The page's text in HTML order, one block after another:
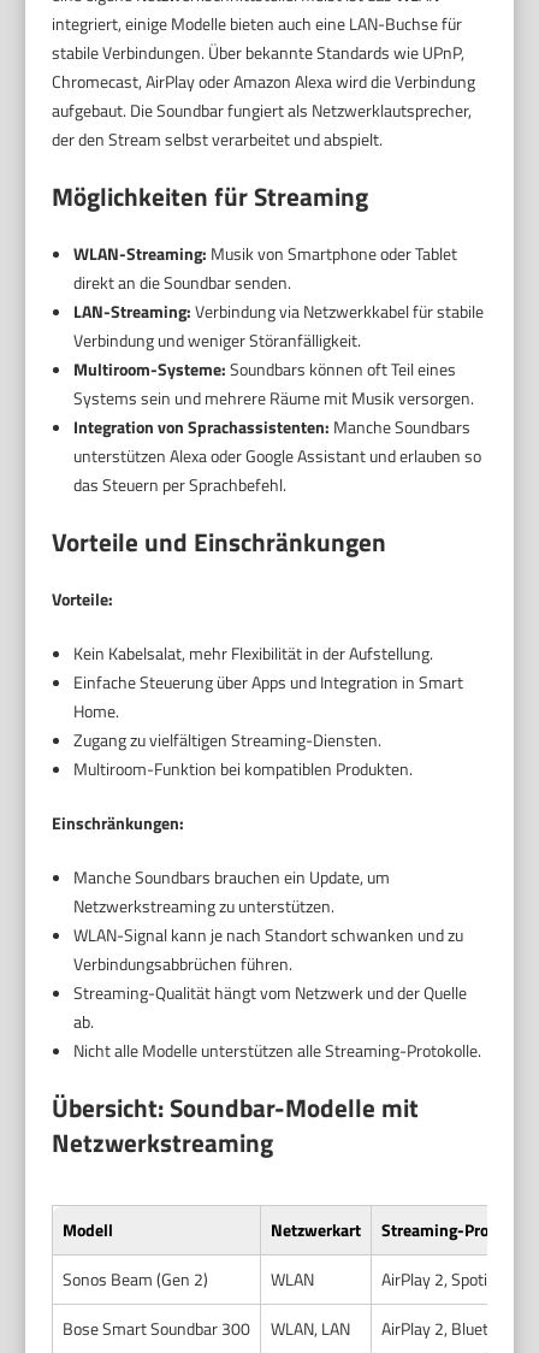
integriert, einige Modelle bieten auch eine LAN-Buchse für
stabile Verbindungen. Über bekannte Standards wie UPnP,
Chromecast, AirPlay oder Amazon Alexa wird die Verbindung
aufgebaut. Die Soundbar fungiert als Netzwerklautsprecher,
der den Stream selbst verarbeitet und abspielt.
Möglichkeiten für Streaming
WLAN-Streaming: Musik von Smartphone oder Tablet
direkt an die Soundbar senden.
LAN-Streaming:Verbindung via Netzwerkkabel für stabile
Verbindung und weniger Störanfälligkeit.
Multiroom-Systeme:Soundbars können oft Teil eines
Systems sein und mehrere Räume mit Musik versorgen.
Integration von Sprachassistenten: Manche Soundbars
unterstützen Alexa oder Google Assistant und erlauben so
das Steuern per Sprachbefehl.
Vorteile und Einschränkungen
Vorteile:
Kein Kabelsalat, mehr Flexibilität in der Aufstellung.
Einfache Steuerung über Apps und Integration in Smart
Home.
Zugang zu vielfältigen Streaming-Diensten.
Multiroom-Funktion bei kompatiblen Produkten.
Einschränkungen:
Manche Soundbars brauchen ein Update, um
Netzwerkstreaming zu unterstützen.
WLAN-Signal kann je nach Standort schwanken und zu
Verbindungsabbrüchen führen.
Streaming-Qualität hängt vom Netzwerk und der Quelle
ab.
Nicht alle Modelle unterstützen alle Streaming-Protokolle.
Übersicht: Soundbar-Modelle mit
Netzwerkstreaming
Modell Netzwerkart
Streaming-Protokolle
Sonos Beam (Gen 2)
WLAN
AirPlay 2, Spotify
Bose Smart Soundbar 300
WLAN, LAN
AirPlay 2, Bluetooth,